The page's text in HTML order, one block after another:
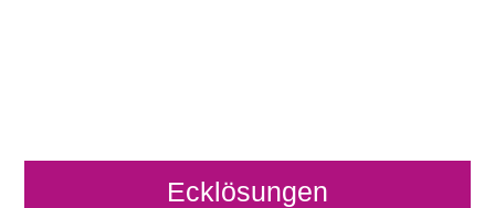
Ecklösungen